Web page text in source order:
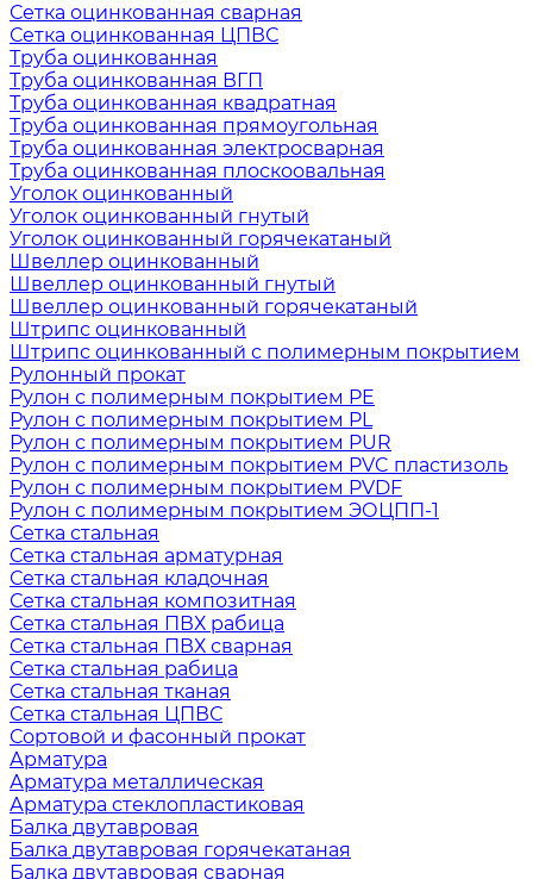
Сетка оцинкованная сварная
Сетка оцинкованная ЦПВС
Труба оцинкованная
Труба оцинкованная ВГП
Труба оцинкованная квадратная
Труба оцинкованная прямоугольная
Труба оцинкованная электросварная
Труба оцинкованная плоскоовальная
Уголок оцинкованный
Уголок оцинкованный гнутый
Уголок оцинкованный горячекатаный
Швеллер оцинкованный
Швеллер оцинкованный гнутый
Швеллер оцинкованный горячекатаный
Штрипс оцинкованный
Штрипс оцинкованный с полимерным покрытием
Рулонный прокат
Рулон с полимерным покрытием PE
Рулон с полимерным покрытием PL
Рулон с полимерным покрытием PUR
Рулон с полимерным покрытием PVC пластизоль
Рулон с полимерным покрытием PVDF
Рулон с полимерным покрытием ЭОЦПП-1
Сетка стальная
Сетка стальная арматурная
Сетка стальная кладочная
Сетка стальная композитная
Сетка стальная ПВХ рабица
Сетка стальная ПВХ сварная
Сетка стальная рабица
Сетка стальная тканая
Сетка стальная ЦПВС
Сортовой и фасонный прокат
Арматура
Арматура металлическая
Арматура стеклопластиковая
Балка двутавровая
Балка двутавровая горячекатаная
Балка двутавровая сварная